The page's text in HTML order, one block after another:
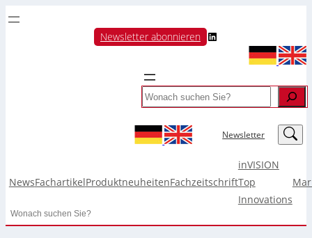
Newsletter abonnieren LinkedIn
Search
Newsletter LinkedIn
NewsFachartikelProduktneuheitenFachzeitschrift
inVISION
Top
Innovations
Search